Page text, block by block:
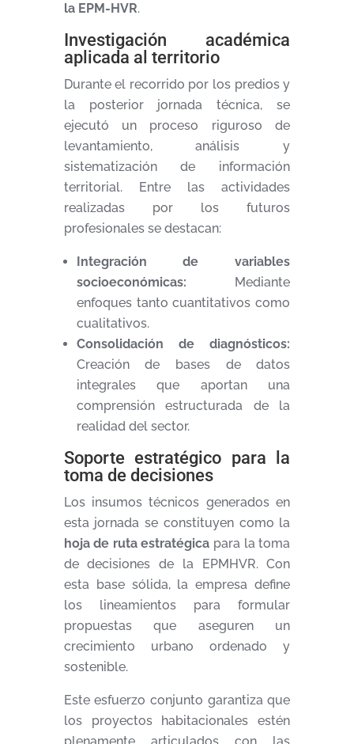
la EPM-HVR.
Investigación académica
aplicada al territorio
Durante el recorrido por los predios y
la posterior jornada técnica, se
ejecutó un proceso riguroso de
levantamiento, análisis y
sistematización de información
territorial. Entre las actividades
realizadas por los futuros
profesionales se destacan:
Integración de variables
socioeconómicas: Mediante
enfoques tanto cuantitativos como
cualitativos.
Consolidación de diagnósticos:
Creación de bases de datos
integrales que aportan una
comprensión estructurada de la
realidad del sector.
Soporte estratégico para la
toma de decisiones
Los insumos técnicos generados en
esta jornada se constituyen como la
hoja de ruta estratégica para la toma
de decisiones de la EPMHVR. Con
esta base sólida, la empresa define
los lineamientos para formular
propuestas que aseguren un
crecimiento urbano ordenado y
sostenible.
Este esfuerzo conjunto garantiza que
los proyectos habitacionales estén